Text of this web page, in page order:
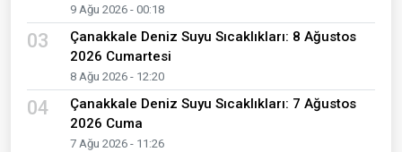
9 Ağu 2026 - 00:18
03
Çanakkale Deniz Suyu Sıcaklıkları: 8 Ağustos
2026 Cumartesi
8 Ağu 2026 - 12:20
04
Çanakkale Deniz Suyu Sıcaklıkları: 7 Ağustos
2026 Cuma
7 Ağu 2026 - 11:26